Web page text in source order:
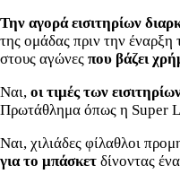
Την αγορά εισιτηρίων
της ομάδας πριν την έναρξη
στους αγώνες που βάζει
Ναι, οι τιμές των
Πρωτάθλημα όπως η Super
Ναι, χιλιάδες φίλαθλοι
για το μπάσκετ δίνοντας